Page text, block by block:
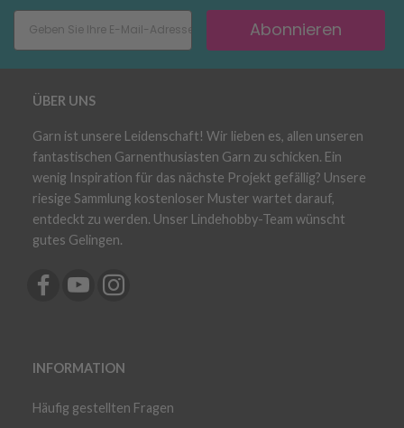
Abonnieren
ÜBER UNS
Garn ist unsere Leidenschaft! Wir lieben es, allen unseren
fantastischen Garnenthusiasten Garn zu schicken. Ein
wenig Inspiration für das nächste Projekt gefällig? Unsere
riesige Sammlung kostenloser Muster wartet darauf,
entdeckt zu werden. Unser Lindehobby-Team wünscht
gutes Gelingen.
INFORMATION
Häufig gestellten Fragen